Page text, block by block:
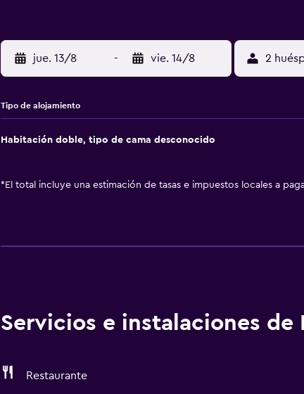
jue. 13/8 - vie. 14/8 2
Tipo de alojamiento
Habitación doble, tipo de cama desconocido
* El total incluye una estimación de tasas e impuestos locales a
Servicios e instalaciones de
Restaurante